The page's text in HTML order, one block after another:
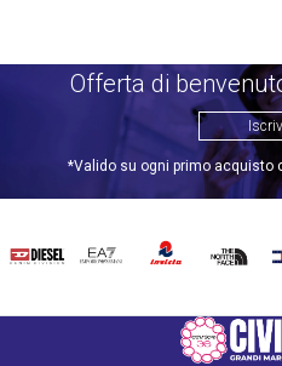
Offerta di
*Valido su ogni primo acquisto
DIESEL EA7 INVICTATHE